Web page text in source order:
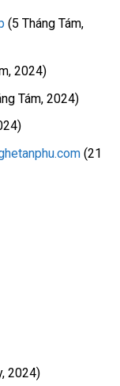
(5 Tháng Tám,
2024)
Tám, 2024)
(21
2024)